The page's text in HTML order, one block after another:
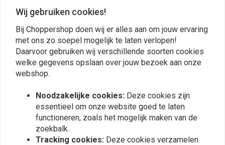
Vergelijkbare producten
Wij gebruiken cookies!
Bij Choppershop doen wij er alles aan om jouw ervaring
met ons zo soepel mogelijk te laten verlopen!
Daarvoor gebruiken wij verschillende soorten cookies
welke gegevens opslaan over jouw bezoek aan onze
webshop.
Noodzakelijke cookies: Deze cookies zijn
essentieel om onze website goed te laten
functioneren, zoals het mogelijk maken van de
zoekbalk.
Tracking cookies: Deze cookies verzamelen